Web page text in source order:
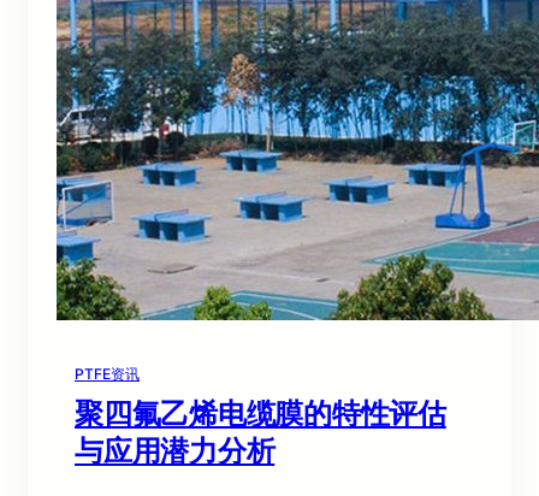
PTFE资讯
聚四氟乙烯电缆膜的特性评估
与应用潜力分析